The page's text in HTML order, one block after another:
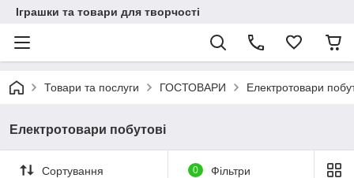
Іграшки та товари для творчості
Товари та послуги ГОСТОВАРИ Електротовари
Електротовари побутові
Сортування 0 Фільтри